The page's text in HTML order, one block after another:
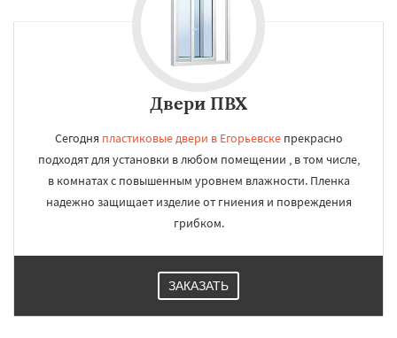
Двери ПВХ
Сегодня пластиковые двери в Егорьевскепрекрасно
подходят для установки в любом помещении , в том числе,
в комнатах с повышенным уровнем влажности. Пленка
надежно защищает изделие от гниения и повреждения
грибком.
ЗАКАЗАТЬ